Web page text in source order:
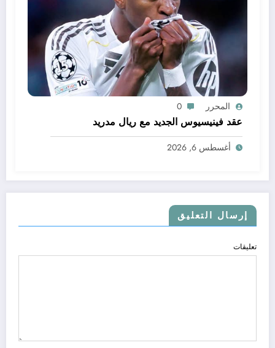
المحرر 0
عقد فينيسيوس الجديد مع ريال مدريد
أغسطس 6, 2026
إرسال التعليق
تعليقات